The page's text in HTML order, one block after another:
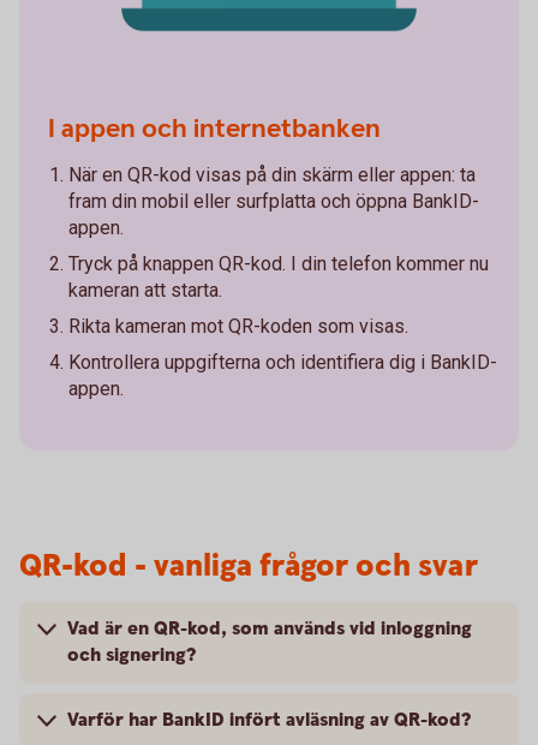
I appen och internetbanken
När en QR-kod visas på din skärm eller appen: ta
fram din mobil eller surfplatta och öppna BankID-
appen.
Tryck på knappen QR-kod. I din telefon kommer nu
kameran att starta.
Rikta kameran mot QR-koden som visas.
Kontrollera uppgifterna och identifiera dig i BankID-
appen.
QR-kod - vanliga frågor och svar
Vad är en QR-kod, som används vid inloggning
och signering?
Varför har BankID infört avläsning av QR-kod?